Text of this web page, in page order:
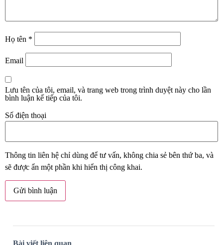
Họ tên *
Email
Lưu tên của tôi, email, và trang web trong trình duyệt này cho lần
bình luận kế tiếp của tôi.
Số điện thoại
Thông tin liên hệ chỉ dùng để tư vấn, không chia sẻ bên thứ ba, và
sẽ được ẩn một phần khi hiển thị công khai.
Bài viết liên quan